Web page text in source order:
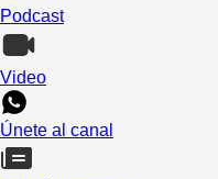
Podcast
Video
Únete al canal